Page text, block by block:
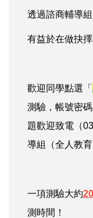
透過諮商輔導
有益於在做抉擇
歡迎同學點選「
測驗，帳號密
題歡迎致電（
導組（全人教
一項測驗大約
測時間！